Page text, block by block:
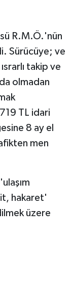
R.M.Ö.'nün
Sürücüye; ve
takip ve
olmadan
TL idari
8 ay el
men
hakaret'
üzere